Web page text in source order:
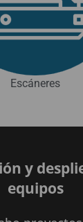
Escáneres
y
equipos